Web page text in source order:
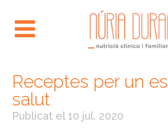
Receptes per un
salut
Publicat el10 jul. 2020